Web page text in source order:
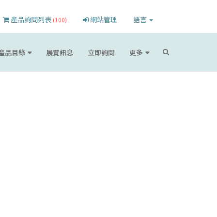
產品詢問列表 (100) 網站管理 語言
品目錄 展覽訊息 立即詢問 更多